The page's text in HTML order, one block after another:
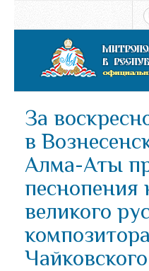
За
в
Алма-Аты
песнопения
великого
Чайковского